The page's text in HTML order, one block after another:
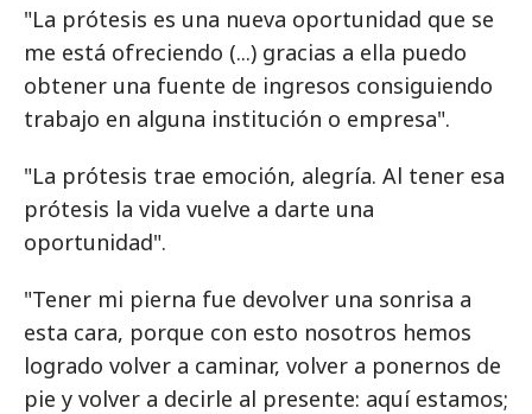
"La prótesis es una nueva oportunidad que se
me está ofreciendo (...) gracias a ella puedo
obtener una fuente de ingresos consiguiendo
trabajo en alguna institución o empresa".
"La prótesis trae emoción, alegría. Al tener esa
prótesis la vida vuelve a darte una
oportunidad".
"Tener mi pierna fue devolver una sonrisa a
esta cara, porque con esto nosotros hemos
logrado volver a caminar, volver a ponernos de
pie y volver a decirle al presente: aquí estamos;